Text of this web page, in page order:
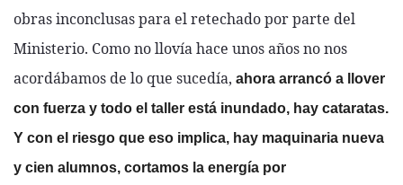
obras inconclusas para el retechado por parte del
Ministerio. Como no llovía hace unos años no nos
acordábamos de lo que sucedía, ahora arrancó a llover
con fuerza y todo el taller está inundado, hay cataratas.
Y con el riesgo que eso implica, hay maquinaria nueva
y cien alumnos, cortamos la energía por